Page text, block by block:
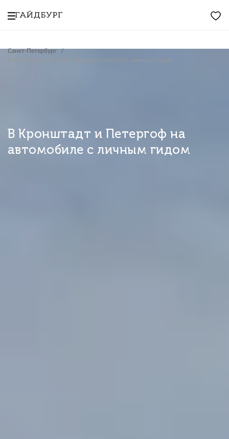
Санкт-Петербург
В Кронштадт и Петергоф на автомобиле с личным гидом
В Кронштадт и Петергоф на
автомобиле с личным гидом